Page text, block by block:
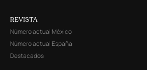
REVISTA
Número actual México
Número actual España
Destacados